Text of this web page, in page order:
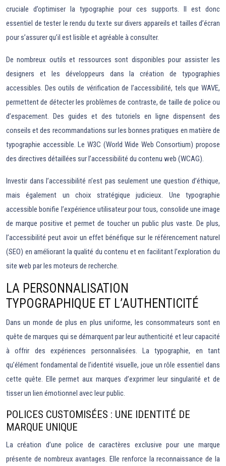
cruciale d’optimiser la typographie pour ces supports. Il est donc
essentiel de tester le rendu du texte sur divers appareils et tailles d’écran
pour s’assurer qu’il est lisible et agréable à consulter.
De nombreux outils et ressources sont disponibles pour assister les
designers et les développeurs dans la création de typographies
accessibles. Des outils de vérification de l’accessibilité, tels que WAVE,
permettent de détecter les problèmes de contraste, de taille de police ou
d’espacement. Des guides et des tutoriels en ligne dispensent des
conseils et des recommandations sur les bonnes pratiques en matière de
typographie accessible. Le W3C (World Wide Web Consortium) propose
des directives détaillées sur l’accessibilité du contenu web (WCAG).
Investir dans l’accessibilité n’est pas seulement une question d’éthique,
mais également un choix stratégique judicieux. Une typographie
accessible bonifie l’expérience utilisateur pour tous, consolide une image
de marque positive et permet de toucher un public plus vaste. De plus,
l’accessibilité peut avoir un effet bénéfique sur le référencement naturel
(SEO) en améliorant la qualité du contenu et en facilitant l’exploration du
site web par les moteurs de recherche.
LA PERSONNALISATION
TYPOGRAPHIQUE ET L’AUTHENTICITÉ
Dans un monde de plus en plus uniforme, les consommateurs sont en
quête de marques qui se démarquent par leur authenticité et leur capacité
à offrir des expériences personnalisées. La typographie, en tant
qu’élément fondamental de l’identité visuelle, joue un rôle essentiel dans
cette quête. Elle permet aux marques d’exprimer leur singularité et de
tisser un lien émotionnel avec leur public.
POLICES CUSTOMISÉES : UNE IDENTITÉ DE
MARQUE UNIQUE
La création d’une police de caractères exclusive pour une marque
présente de nombreux avantages. Elle renforce la reconnaissance de la